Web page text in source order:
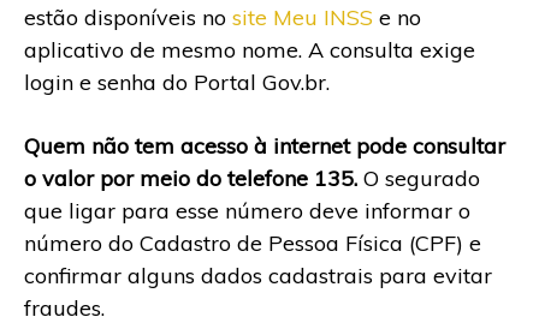
estão disponíveis no site Meu INSS e no
aplicativo de mesmo nome. A consulta exige
login e senha do Portal Gov.br.
Quem não tem acesso à internet pode consultar
o valor por meio do telefone 135. O segurado
que ligar para esse número deve informar o
número do Cadastro de Pessoa Física (CPF) e
confirmar alguns dados cadastrais para evitar
fraudes.